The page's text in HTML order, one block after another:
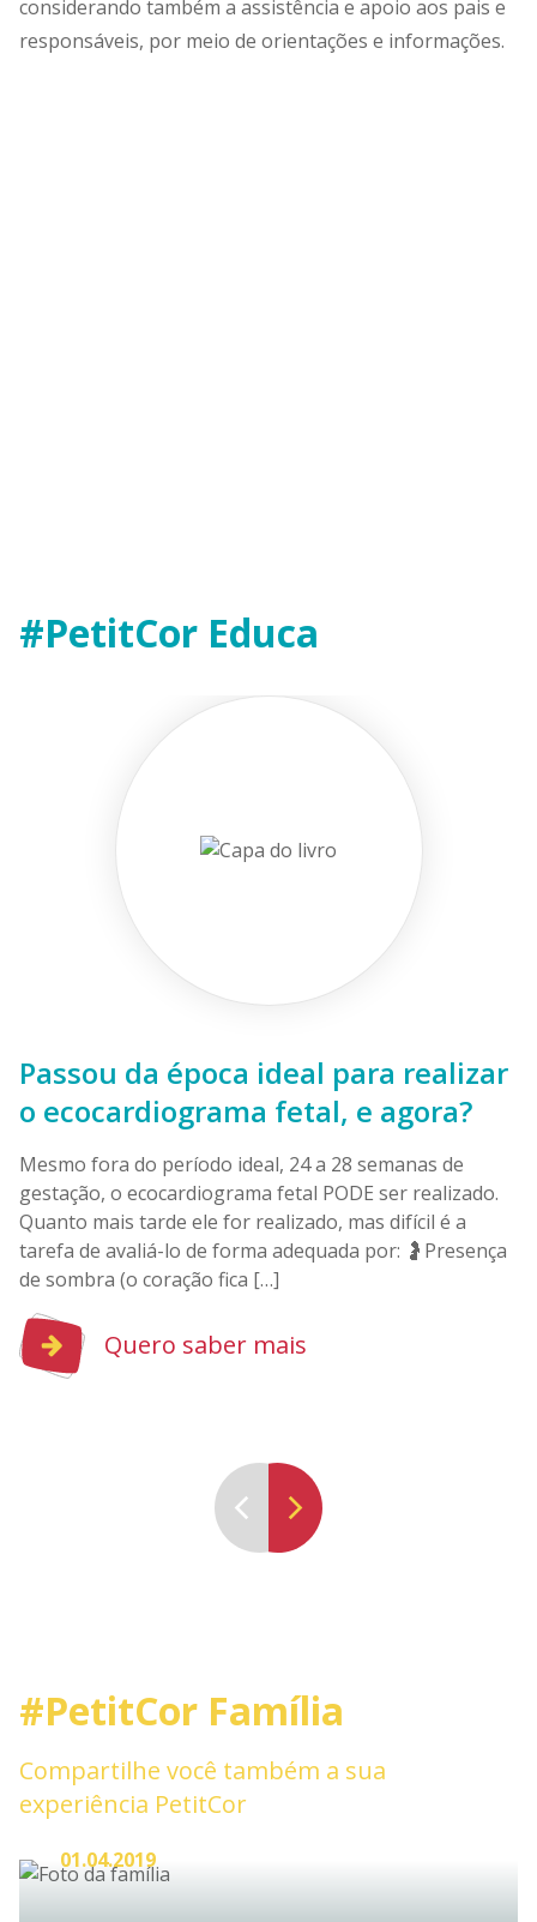
considerando também a assistência e apoio aos pais e
responsáveis, por meio de orientações e informações.
#PetitCor Educa
Passou da época ideal para realizar
o ecocardiograma fetal, e agora?
Mesmo fora do período ideal, 24 a 28 semanas de
gestação, o ecocardiograma fetal PODE ser realizado.
Quanto mais tarde ele for realizado, mas difícil é a
tarefa de avaliá-lo de forma adequada por: 🤰Presença
de sombra (o coração fica […]
Quero saber mais
#PetitCor Família
Compartilhe você também a sua
experiência PetitCor
01.04.2019